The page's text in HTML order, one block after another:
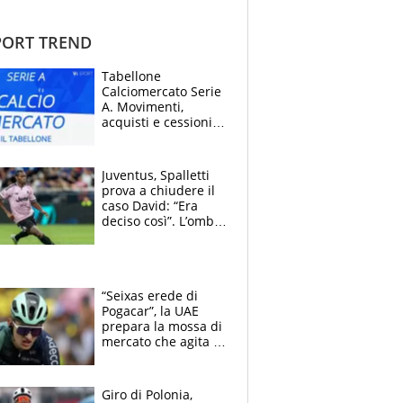
TREND
Tabellone
Calciomercato Serie
A. Movimenti,
acquisti e cessioni:
Juventus, Spalletti
prova a chiudere il
caso David: “Era
deciso così”. L’ombra
“Seixas erede di
Pogacar”, la UAE
prepara la mossa di
mercato che agita la
a Burgos
Giro di Polonia,